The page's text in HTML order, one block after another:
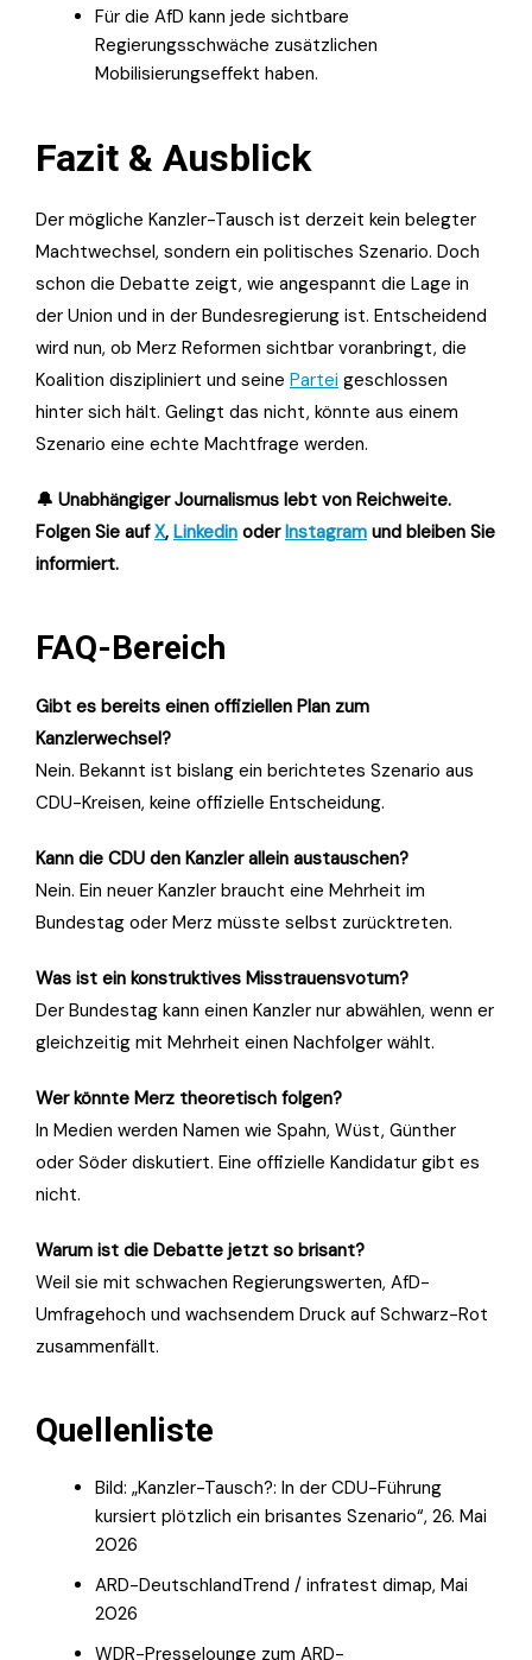
Für die AfD kann jede sichtbare
Regierungsschwäche zusätzlichen
Mobilisierungseffekt haben.
Fazit & Ausblick
Der mögliche Kanzler-Tausch ist derzeit kein belegter
Machtwechsel, sondern ein politisches Szenario. Doch
schon die Debatte zeigt, wie angespannt die Lage in
der Union und in der Bundesregierung ist. Entscheidend
wird nun, ob Merz Reformen sichtbar voranbringt, die
Koalition diszipliniert und seine Partei geschlossen
hinter sich hält. Gelingt das nicht, könnte aus einem
Szenario eine echte Machtfrage werden.
🔔 Unabhängiger Journalismus lebt von Reichweite.
Folgen Sie aufX, Linkedin oderInstagram und bleiben Sie
informiert.
FAQ-Bereich
Gibt es bereits einen offiziellen Plan zum
Kanzlerwechsel?
Nein. Bekannt ist bislang ein berichtetes Szenario aus
CDU-Kreisen, keine offizielle Entscheidung.
Kann die CDU den Kanzler allein austauschen?
Nein. Ein neuer Kanzler braucht eine Mehrheit im
Bundestag oder Merz müsste selbst zurücktreten.
Was ist ein konstruktives Misstrauensvotum?
Der Bundestag kann einen Kanzler nur abwählen, wenn er
gleichzeitig mit Mehrheit einen Nachfolger wählt.
Wer könnte Merz theoretisch folgen?
In Medien werden Namen wie Spahn, Wüst, Günther
oder Söder diskutiert. Eine offizielle Kandidatur gibt es
nicht.
Warum ist die Debatte jetzt so brisant?
Weil sie mit schwachen Regierungswerten, AfD-
Umfragehoch und wachsendem Druck auf Schwarz-Rot
zusammenfällt.
Quellenliste
Bild: „Kanzler-Tausch?: In der CDU-Führung
kursiert plötzlich ein brisantes Szenario“, 26. Mai
2026
ARD-DeutschlandTrend / infratest dimap, Mai
2026
WDR-Presselounge zum ARD-